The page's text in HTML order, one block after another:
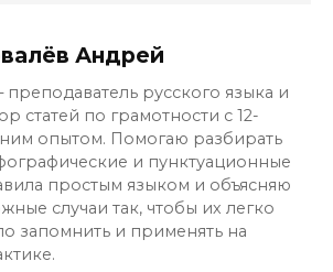
Андрей
русского языка и
статей по грамотности с 12-
опытом. Помогаю разбирать
и пунктуационные
простым языком и объясняю
случаи так, чтобы их легко
запомнить и применять на